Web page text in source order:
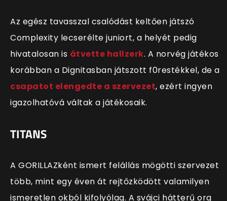
Az egész tavasszal csalódást keltően játszó
Complexity lecserélte juniort, a helyét pedig
hivatalosan is átvette hallzerk. A norvég játékos
korábban a Dignitasban játszott f0restékkel, de a
csapatot elengedte a szervezet, ezért ingyen
igazolhatóvá váltak a játékosaik.
TITANS
A GORILLAZként ismert felállás mögötti szervezet
több, mint egy éven át rejtőzködött valamilyen
ismeretlen okból kifolyólag. A svájci hátterű org